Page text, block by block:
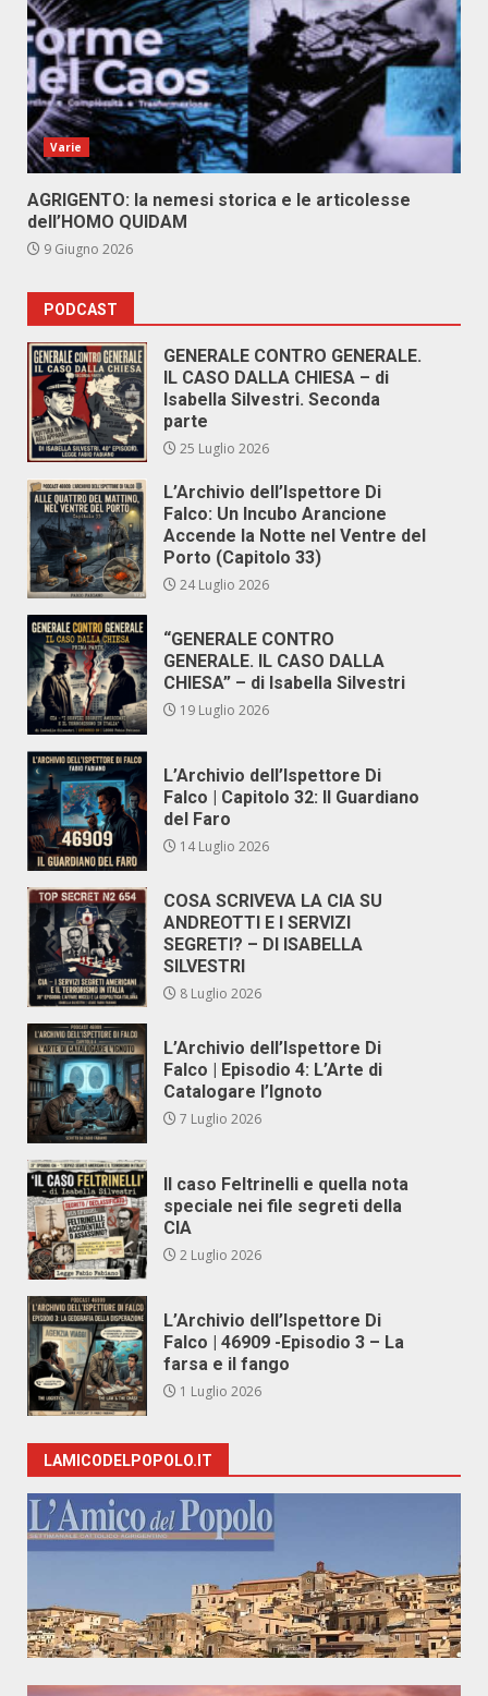
Varie
AGRIGENTO: la nemesi storica e le articolesse
dell’HOMO QUIDAM
9 Giugno 2026
PODCAST
GENERALE CONTRO GENERALE.
IL CASO DALLA CHIESA – di
Isabella Silvestri. Seconda
parte
25 Luglio 2026
L’Archivio dell’Ispettore Di
Falco: Un Incubo Arancione
Accende la Notte nel Ventre del
Porto (Capitolo 33)
24 Luglio 2026
“GENERALE CONTRO
GENERALE. IL CASO DALLA
CHIESA” – di Isabella Silvestri
19 Luglio 2026
L’Archivio dell’Ispettore Di
Falco | Capitolo 32: Il Guardiano
del Faro
14 Luglio 2026
COSA SCRIVEVA LA CIA SU
ANDREOTTI E I SERVIZI
SEGRETI? – DI ISABELLA
SILVESTRI
8 Luglio 2026
L’Archivio dell’Ispettore Di
Falco | Episodio 4: L’Arte di
Catalogare l’Ignoto
7 Luglio 2026
Il caso Feltrinelli e quella nota
speciale nei file segreti della
CIA
2 Luglio 2026
L’Archivio dell’Ispettore Di
Falco | 46909 -Episodio 3 – La
farsa e il fango
1 Luglio 2026
LAMICODELPOPOLO.IT